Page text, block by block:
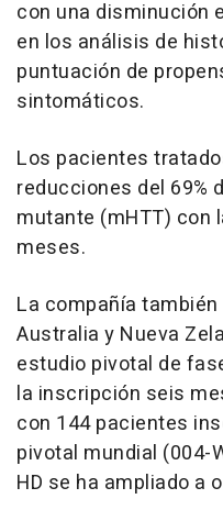
con una disminución
en los análisis de
puntuación de
sintomáticos.
Los pacientes
reducciones del 69%
mutante (mHTT) con
meses.
La compañía
Australia y Nueva
estudio pivotal de
la inscripción seis
con 144 pacientes
pivotal mundial (004-
HD se ha ampliado a